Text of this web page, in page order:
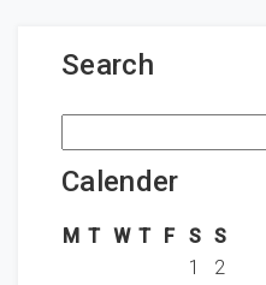
Search
Search
for:
Calender
M T W T F S S
1
2